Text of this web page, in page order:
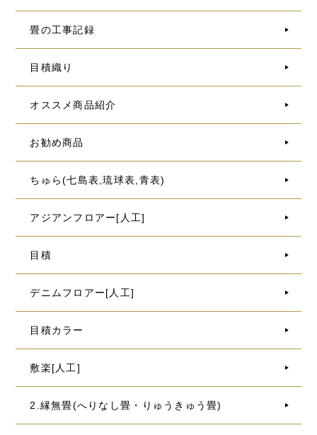
畳の工事記録
目積織り
オススメ商品紹介
お勧め商品
ちゅら(七島表,琉球表,青表)
アジアンフロアー[人工]
目積
デニムフロアー[人工]
目積カラー
敷楽[人工]
2.縁無畳(へりなし畳・りゅうきゅう畳)